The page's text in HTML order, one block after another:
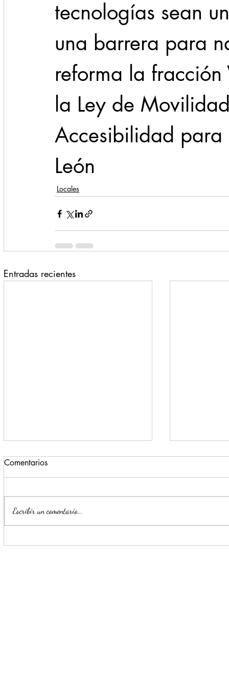
tecnologías sean
una barrera para
reforma la
la Ley de
Accesibilidad
León
Locales
Entradas recientes
Estrategia Escudo permite
Llama
Comentarios
Escribir un comentario...